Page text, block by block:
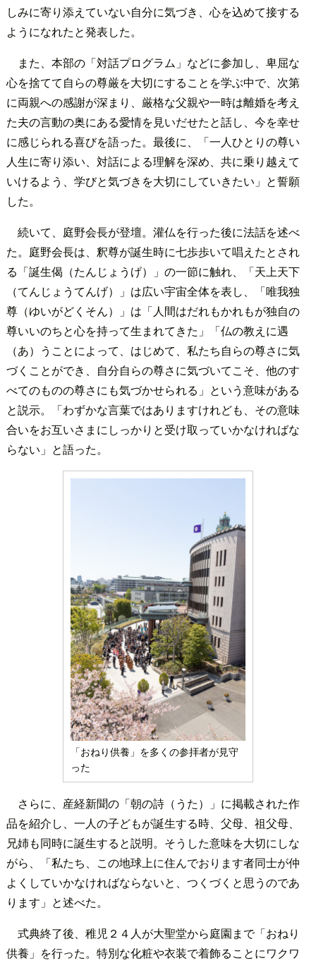
しみに寄り添えていない自分に気づき、心を込めて接する
ようになれたと発表した。
また、本部の「対話プログラム」などに参加し、卑屈な
心を捨てて自らの尊厳を大切にすることを学ぶ中で、次第
に両親への感謝が深まり、厳格な父親や一時は離婚を考え
た夫の言動の奥にある愛情を見いだせたと話し、今を幸せ
に感じられる喜びを語った。最後に、「一人ひとりの尊い
人生に寄り添い、対話による理解を深め、共に乗り越えて
いけるよう、学びと気づきを大切にしていきたい」と誓願
した。
続いて、庭野会長が登壇。灌仏を行った後に法話を述べ
た。庭野会長は、釈尊が誕生時に七歩歩いて唱えたとされ
る「誕生偈（たんじょうげ）」の一節に触れ、「天上天下
（てんじょうてんげ）」は広い宇宙全体を表し、「唯我独
尊（ゆいがどくそん）」は「人間はだれもかれもが独自の
尊いいのちと心を持って生まれてきた」「仏の教えに遇
（あ）うことによって、はじめて、私たち自らの尊さに気
づくことができ、自分自らの尊さに気づいてこそ、他のす
べてのものの尊さにも気づかせられる」という意味がある
と説示。「わずかな言葉ではありますけれども、その意味
合いをお互いさまにしっかりと受け取っていかなければな
らない」と語った。
「おねり供養」を多くの参拝者が見守
った
さらに、産経新聞の「朝の詩（うた）」に掲載された作
品を紹介し、一人の子どもが誕生する時、父母、祖父母、
兄姉も同時に誕生すると説明。そうした意味を大切にしな
がら、「私たち、この地球上に住んでおります者同士が仲
よくしていかなければならないと、つくづくと思うのであ
ります」と述べた。
式典終了後、稚児２４人が大聖堂から庭園まで「おねり
供養」を行った。特別な化粧や衣装で着飾ることにワクワ